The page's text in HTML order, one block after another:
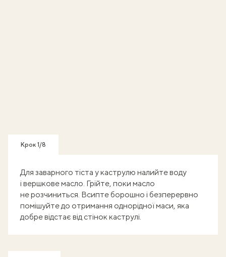
Крок 1/8
Для заварного тіста у каструлю налийте воду
і вершкове масло. Грійте, поки масло
не розчиниться. Всипте борошно і безперервно
помішуйте до отримання однорідної маси, яка
добре відстає від стінок каструлі.